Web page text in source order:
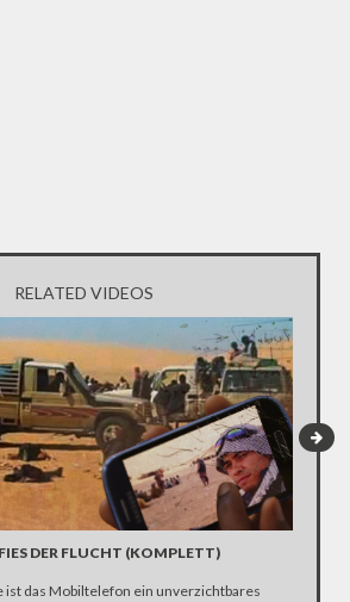
RELATED VIDEOS
DER FLUCHT (KOMPLETT)
ist das Mobiltelefon ein unverzichtbares